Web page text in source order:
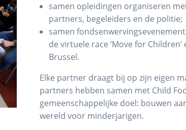
samen opleidingen organiseren
partners, begeleiders en de politie;
samen
de virtuele race ‘Move for
Brussel.
Elke partner draagt bij op zijn eigen
partners hebben samen met Child
gemeenschappelijke doel: bouwen
wereld voor minderjarigen.